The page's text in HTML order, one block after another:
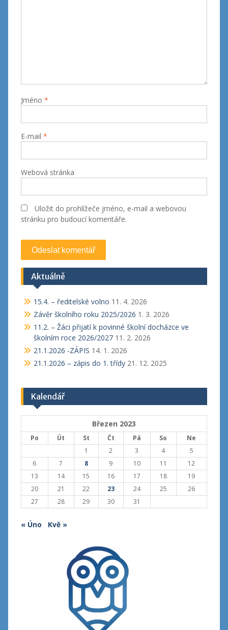
Jméno *
E-mail *
Webová stránka
Uložit do prohlížeče jméno, e-mail a webovou
stránku pro budoucí komentáře.
Aktuálně
15.4. – ředitelské volno 11. 4. 2026
Závěr školního roku 2025/2026 1. 3. 2026
11.2. – Žáci přijatí k povinné školní docházce ve
školním roce 2026/2027 11. 2. 2026
21.1.2026 -ZÁPIS 14. 1. 2026
21.1.2026 – zápis do 1. třídy 21. 12. 2025
Kalendář
Březen 2023
Po Út St Čt Pá So
Ne
1
2 3 4
5
6
7 8 9 10 11
12
13
14 15 16 17 18
19
20
21 22 23 24 25
26
27
28 29 30 31
« Úno Kvě »